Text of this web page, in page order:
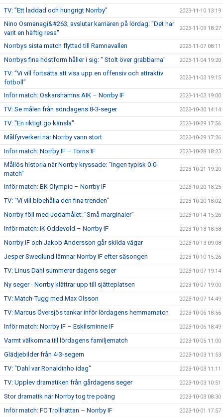
TV: ”Ett laddad och hungrigt Norrby” 2023-11-10 13:19
Nino Osmanagi&#263; avslutar karriären på lördag: "Det har
varit en häftig resa"
2023-11-09 18:27
Norrbys sista match flyttad till Ramnavallen 2023-11-07 08:11
Norrbys fina höstform håller i sig: " Stolt över grabbarna" 2023-11-04 19:20
TV: ”Vi vill fortsätta att visa upp en offensiv och attraktiv
fotboll”
2023-11-03 19:15
Inför match: Oskarshamns AIK – Norrby IF 2023-11-03 19:00
TV: Se målen från söndagens 8-3-seger 2023-10-30 14:14
TV: "En riktigt go känsla" 2023-10-29 17:56
Målfyrverkeri när Norrby vann stort 2023-10-29 17:26
Inför match: Norrby IF – Torns IF 2023-10-28 18:23
Mållös historia när Norrby kryssade: "Ingen typisk 0-0-
match"
2023-10-21 19:20
Inför match: BK Olympic – Norrby IF 2023-10-20 18:25
TV: "Vi vill bibehålla den fina trenden" 2023-10-20 18:02
Norrby föll med uddamålet: "Små marginaler" 2023-10-14 15:26
Inför match: IK Oddevold – Norrby IF 2023-10-13 18:58
Norrby IF och Jakob Andersson går skilda vägar 2023-10-13 09:08
Jesper Swedlund lämnar Norrby IF efter säsongen 2023-10-10 15:26
TV: Linus Dahl summerar dagens seger 2023-10-07 19:14
Ny seger - Norrby klättrar upp till sjätteplatsen 2023-10-07 19:00
TV: Match-Tugg med Max Olsson 2023-10-07 14:49
TV: Marcus Översjös tankar inför lördagens hemmamatch 2023-10-06 18:56
Inför match: Norrby IF – Eskilsminne IF 2023-10-06 18:49
Varmt välkomna till lördagens familjematch 2023-10-05 11:00
Glädjebilder från 4-3-segern 2023-10-03 11:53
TV: "Dahl var Ronaldinho idag" 2023-10-03 11:11
TV: Upplev dramatiken från gårdagens seger 2023-10-03 10:51
Stor dramatik när Norrby tog tre poäng 2023-10-03 08:30
Inför match: FC Trollhättan – Norrby IF 2023-10-01 17:57